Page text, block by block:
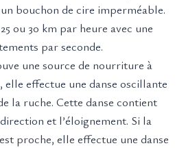
bouchon de cire imperméable.
ou 30 km par heure avec une
par seconde.
une source de nourriture à
elle effectue une danse oscillante
la ruche. Cette danse contient
et l’éloignement. Si la
proche, elle effectue une danse